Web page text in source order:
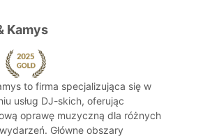
Kamys
to firma specjalizująca się w
usług DJ-skich, oferując
oprawę muzyczną dla różnych
Główne obszary